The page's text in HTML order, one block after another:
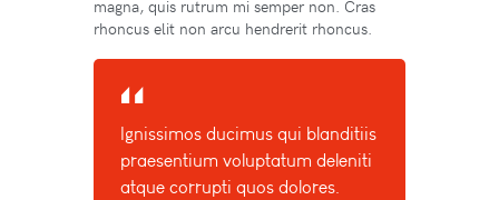
magna, quis rutrum mi semper non. Cras
rhoncus elit non arcu hendrerit rhoncus.
Ignissimos ducimus qui blanditiis
praesentium voluptatum deleniti
atque corrupti quos dolores.